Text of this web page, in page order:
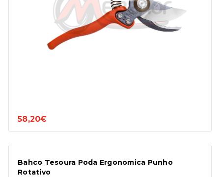
58,20€
Bahco Tesoura Poda Ergonomica Punho
Rotativo